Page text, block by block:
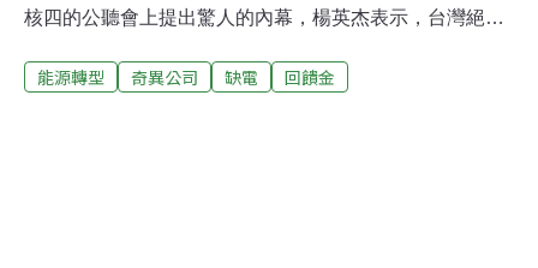
核四的公聽會上提出驚人的內幕，楊英杰表示，台灣絕對
直沒有學術界的人提出說明，主要的原因就是學術界的人
能源轉型 奇異公司 缺電 回饋金